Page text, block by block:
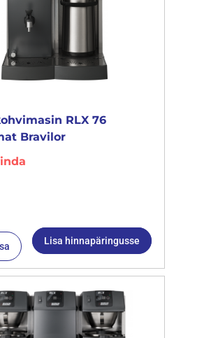
RLX 76
Bravilor
Lisa hinnapäringusse